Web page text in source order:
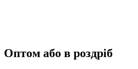
Оптом або в роздріб